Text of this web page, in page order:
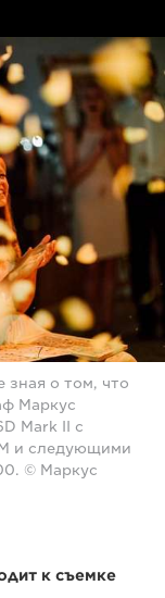
зная о том, что
Маркус
Mark II с
и следующими
© Маркус
к съемке